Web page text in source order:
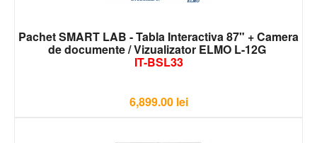
Pachet SMART LAB - Tabla Interactiva 87" + Camera
de documente / Vizualizator ELMO L-12G
IT-BSL33
6,899.00 lei